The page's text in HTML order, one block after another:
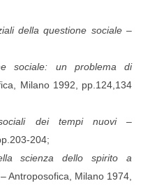
della questione sociale–
sociale: un problema di
Milano 1992, pp.124,134
dei tempi nuovi–
204;
scienza dello spirito a
Antroposofica, Milano 1974,